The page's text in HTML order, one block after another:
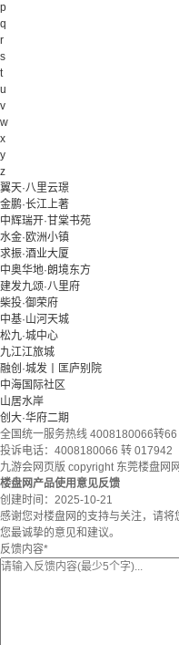
p
q
r
s
t
u
v
w
x
y
z
翼天·八里云璟
金鹏·长江上著
中辉瑞开·甘棠书苑
水金·欧洲小镇
求振·酒业大厦
中奥华地·朗境东方
建发九颂·八里府
柴投·御荣府
中基·山河天城
松九·城中心
九江江旅城
融创·城发丨匡庐别院
中海国际社区
山居水岸
创大·华府二期
全国统一服务热线 4008180066转66
投诉电话：4008180066 转 017942
九游会网页版 copyright 东莞楼盘网
楼盘网产品使用意见反馈
创建时间： 2025-10-21
感谢您对楼盘网的支持与关注，请
您最诚挚的意见和建议。
反馈内容*